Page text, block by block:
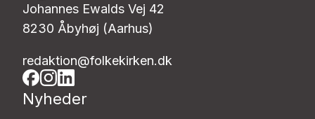
Johannes Ewalds Vej 42
8230 Åbyhøj (Aarhus)
redaktion@folkekirken.dk
Nyheder